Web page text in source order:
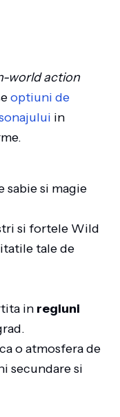
world action
optiuni de
in
sabie si magie
si fortele Wild
tale de
in regiuni
o atmosfera de
secundare si